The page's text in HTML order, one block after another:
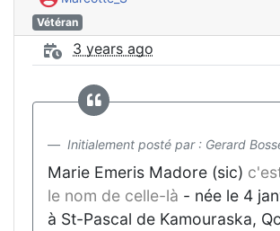
Vétéran
3 years ago
Initialement posté par : Gerard
Marie Emeris Madore (sic)
le nom de celle-là - née le 4
à St-Pascal de Kamouraska,